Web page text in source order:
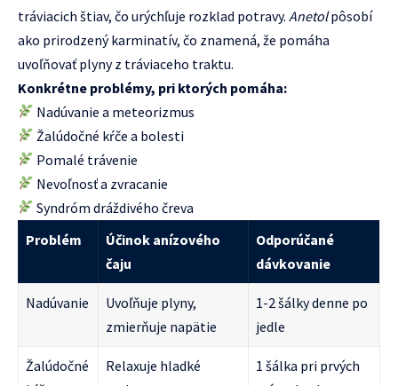
tráviacich štiav, čo urýchľuje rozklad potravy. Anetolpôsobí
ako prirodzený karminatív, čo znamená, že pomáha
uvoľňovať plyny z tráviaceho traktu.
Konkrétne problémy, pri ktorých pomáha:
Nadúvanie a meteorizmus
Žalúdočné kŕče a bolesti
Pomalé trávenie
Nevoľnosť a zvracanie
Syndróm dráždivého čreva
Problém
Účinok anízového
čaju
Odporúčané
dávkovanie
Nadúvanie
Uvoľňuje plyny,
zmierňuje napätie
1-2 šálky denne po
jedle
Žalúdočné
Relaxuje hladké
1 šálka pri prvých